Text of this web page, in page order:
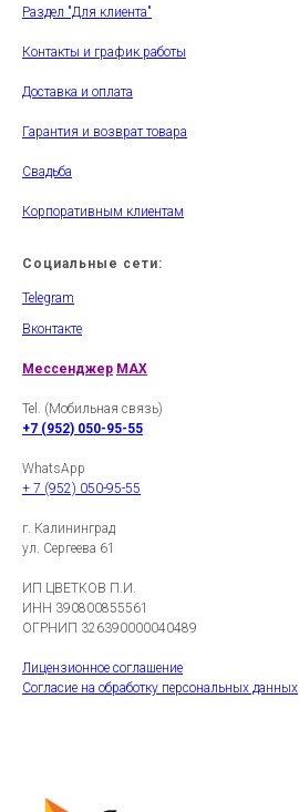
Раздел "Для клиента"
Контакты и график работы
Доставка и оплата
Гарантия и возврат товара
Свадьба
Корпоративным клиентам
Социальные сети:
Telegram
Вконтакте
Мессенджер MAX
Tel. (Мобильная связь)
+7 (952) 050-95-55
WhatsApp
+ 7 (952) 050-95-55
г. Калининград
ул. Сергеева 61
ИП ЦВЕТКОВ П.И.
ИНН 390800855561
ОГРНИП 326390000040489
Лицензионное соглашение
Согласие на обработку персональных данных